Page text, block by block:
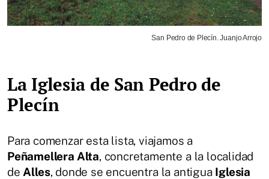
San Pedro de Plecín. Juanjo Arrojo
La Iglesia de San Pedro de
Plecín
Para comenzar esta lista, viajamos a
Peñamellera Alta, concretamente a la localidad
de Alles, donde se encuentra la antigua Iglesia